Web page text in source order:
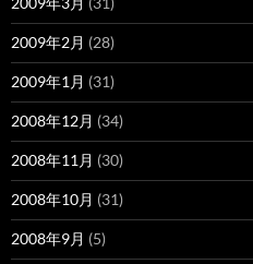
2009年2月 (28)
2009年1月 (31)
2008年12月 (34)
2008年11月 (30)
2008年10月 (31)
2008年9月 (5)